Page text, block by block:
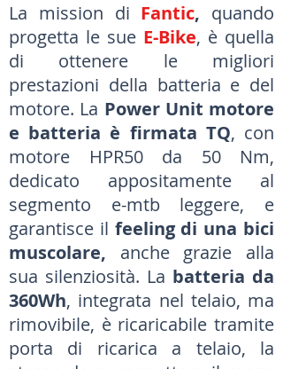
La mission di Fantic, quando
progetta le sue E-Bike, è quella
di ottenere le migliori
prestazioni della batteria e del
motore. La Power Unit motore
e batteria è firmata TQ, con
motore HPR50 da 50 Nm,
dedicato appositamente al
segmento e-mtb leggere, e
garantisce il feeling di una bici
muscolare, anche grazie alla
sua silenziosità. La batteria da
360Wh, integrata nel telaio, ma
rimovibile, è ricaricabile tramite
porta di ricarica a telaio, la